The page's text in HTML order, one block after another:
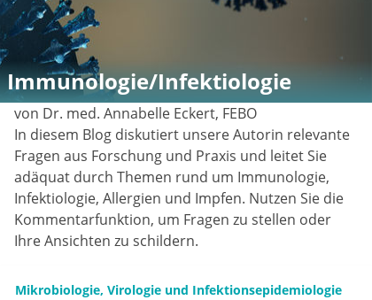
Immunologie/Infektiologie
von Dr. med. Annabelle Eckert, FEBO
In diesem Blog diskutiert unsere Autorin relevante
Fragen aus Forschung und Praxis und leitet Sie
adäquat durch Themen rund um Immunologie,
Infektiologie, Allergien und Impfen. Nutzen Sie die
Kommentarfunktion, um Fragen zu stellen oder
Ihre Ansichten zu schildern.
Mikrobiologie, Virologie und Infektionsepidemiologie